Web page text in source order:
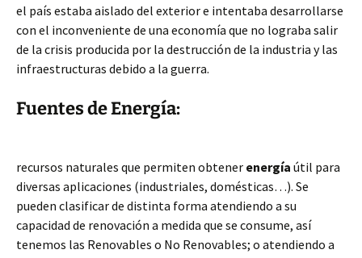
el país estaba aislado del exterior e intentaba desarrollarse
con el inconveniente de una economía que no lograba salir
de la crisis producida por la destrucción de la industria y las
infraestructuras debido a la guerra.
Fuentes de Energía:
recursos naturales que permiten obtener energía útil para
diversas aplicaciones (industriales, domésticas…). Se
pueden clasificar de distinta forma atendiendo a su
capacidad de renovación a medida que se consume, así
tenemos las Renovables o No Renovables; o atendiendo a